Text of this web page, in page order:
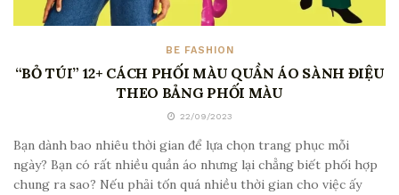
BE FASHION
“BỎ TÚI” 12+ CÁCH PHỐI MÀU QUẦN ÁO SÀNH ĐIỆU
THEO BẢNG PHỐI MÀU
22/09/2023
Bạn dành bao nhiêu thời gian để lựa chọn trang phục mỗi
ngày? Bạn có rất nhiều quần áo nhưng lại chẳng biết phối hợp
chung ra sao? Nếu phải tốn quá nhiều thời gian cho việc ấy